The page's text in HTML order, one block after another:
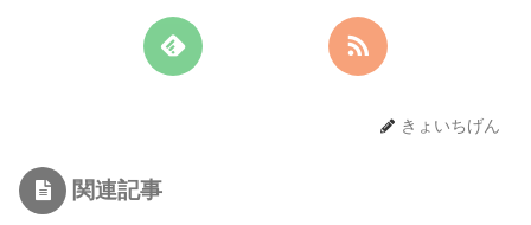
きょいちげん
関連記事